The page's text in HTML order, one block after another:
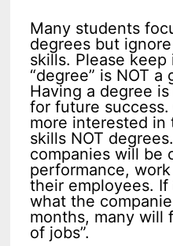
Many students
degrees but
skills. Please
“degree” is NOT
Having a degree
for future success.
more interested in
skills NOT
companies will be
performance,
their employees.
what the
months, many will
of jobs”.